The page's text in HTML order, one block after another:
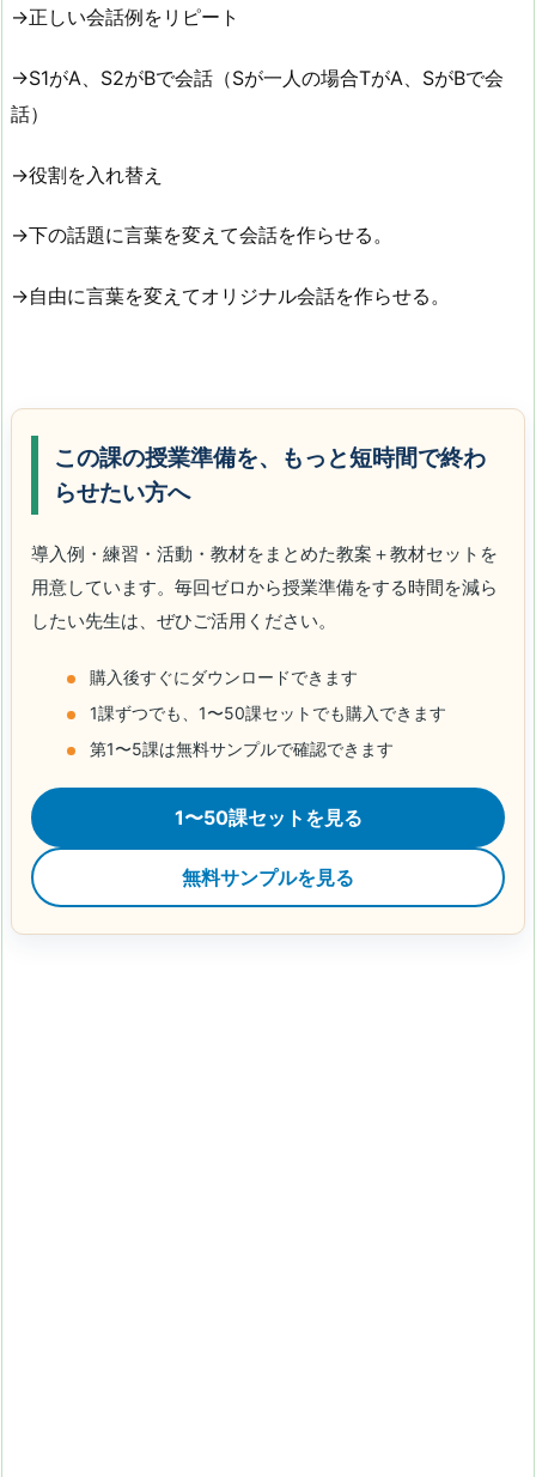
→正しい会話例をリピート
→S1がA、S2がBで会話（Sが一人の場合TがA、SがBで会
話）
→役割を入れ替え
→下の話題に言葉を変えて会話を作らせる。
→自由に言葉を変えてオリジナル会話を作らせる。
この課の授業準備を、もっと短時間で終わ
らせたい方へ
導入例・練習・活動・教材をまとめた教案＋教材セットを
用意しています。毎回ゼロから授業準備をする時間を減ら
したい先生は、ぜひご活用ください。
購入後すぐにダウンロードできます
1課ずつでも、1〜50課セットでも購入できます
第1〜5課は無料サンプルで確認できます
1〜50課セットを見る
無料サンプルを見る